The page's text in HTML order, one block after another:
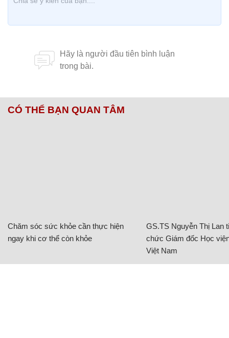
CÓ THỂ BẠN QUAN TÂM
Chăm sóc sức khỏe cần thực hiện
ngay khi cơ thể còn khỏe
GS.TS Nguyễn Thị Lan
chức Giám đốc Học
Việt Nam